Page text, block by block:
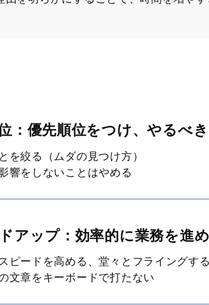
：優先順位をつけ、やるべ
を絞る（ムダの見つけ方）
響をしないことはやめる
アップ：効率的に業務を進
ピードを高める、堂々とフライングする
文章をキーボードで打たない